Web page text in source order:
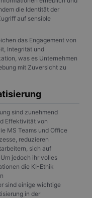
die Identität der
auf sensible
das Engagement von
Integrität und
was es Unternehmen
mit Zuversicht zu
sind zunehmend
Effektivität von
MS Teams und Office
reduzieren
sich auf
jedoch ihr volles
die KI-Ethik
sind einige wichtige
in der